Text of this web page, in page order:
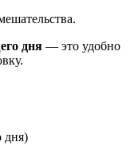
дня — это удобно
дня)